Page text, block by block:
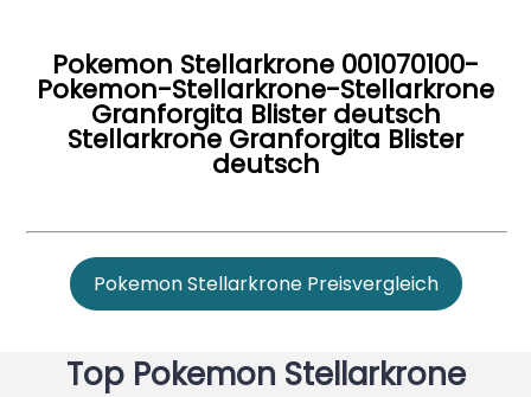
Pokemon Stellarkrone 001070100-
Pokemon-Stellarkrone-Stellarkrone
Granforgita Blister deutsch
Stellarkrone Granforgita Blister
deutsch
Pokemon Stellarkrone Preisvergleich
Top Pokemon Stellarkrone